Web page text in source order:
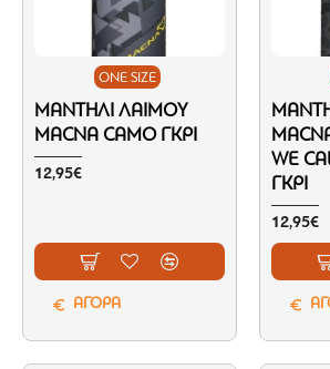
ONE SIZE
ΜΑΝΤΉΛΙ ΛΑΙΜΟΎ
MACNA CAMO ΓΚΡΙ
12,95€
ΑΓΟΡΑ
WE
ΓΚΡΙ
12,95€